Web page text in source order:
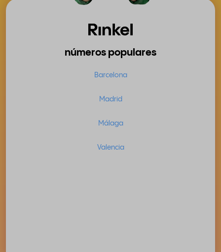
números populares
Barcelona
Madrid
Málaga
Valencia